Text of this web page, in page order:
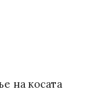
на косата